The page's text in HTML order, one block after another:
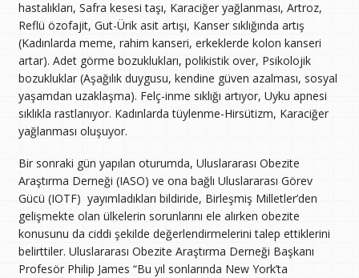
hastalıkları, Safra kesesi taşı, Karaciğer yağlanması, Artroz,
Reflü özofajit, Gut-Ürik asit artışı, Kanser sıklığında artış
(Kadınlarda meme, rahim kanseri, erkeklerde kolon kanseri
artar). Adet görme bozuklukları, polikistik over, Psikolojik
bozukluklar (Aşağılık duygusu, kendine güven azalması, sosyal
yaşamdan uzaklaşma). Felç-inme sıklığı artıyor, Uyku apnesi
sıklıkla rastlanıyor. Kadınlarda tüylenme-Hirsütizm, Karaciğer
yağlanması oluşuyor.
Bir sonraki gün yapılan oturumda, Uluslararası Obezite
Araştırma Derneği (IASO) ve ona bağlı Uluslararası Görev
Gücü (IOTF) yayımladıkları bildiride, Birleşmiş Milletler’den
gelişmekte olan ülkelerin sorunlarını ele alırken obezite
konusunu da ciddi şekilde değerlendirmelerini talep ettiklerini
belirttiler. Uluslararası Obezite Araştırma Derneği Başkanı
Profesör Philip James “Bu yıl sonlarında New York’ta